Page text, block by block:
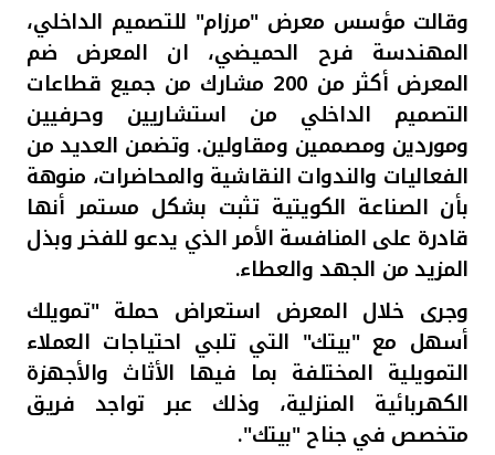
وقالت مؤسس معرض "مرزام" للتصميم الداخلي،
المهندسة فرح الحميضي، ان المعرض ضم
المعرض أكثر من 200 مشارك من جميع قطاعات
التصميم الداخلي من استشاريين وحرفيين
وموردين ومصممين ومقاولين. وتضمن العديد من
الفعاليات والندوات النقاشية والمحاضرات، منوهة
بأن الصناعة الكويتية تثبت بشكل مستمر أنها
قادرة على المنافسة الأمر الذي يدعو للفخر وبذل
المزيد من الجهد والعطاء.
وجرى خلال المعرض استعراض حملة "تمويلك
أسهل مع "بيتك" التي تلبي احتياجات العملاء
التمويلية المختلفة بما فيها الأثاث والأجهزة
الكهربائية المنزلية، وذلك عبر تواجد فريق
متخصص في جناح "بيتك".